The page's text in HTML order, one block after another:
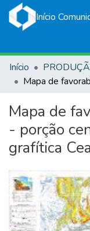
Início
Início
Mapa de
- porção
grafítica